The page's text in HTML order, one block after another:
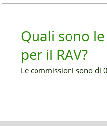
Quali sono
per il RAV?
Le commissioni sono di